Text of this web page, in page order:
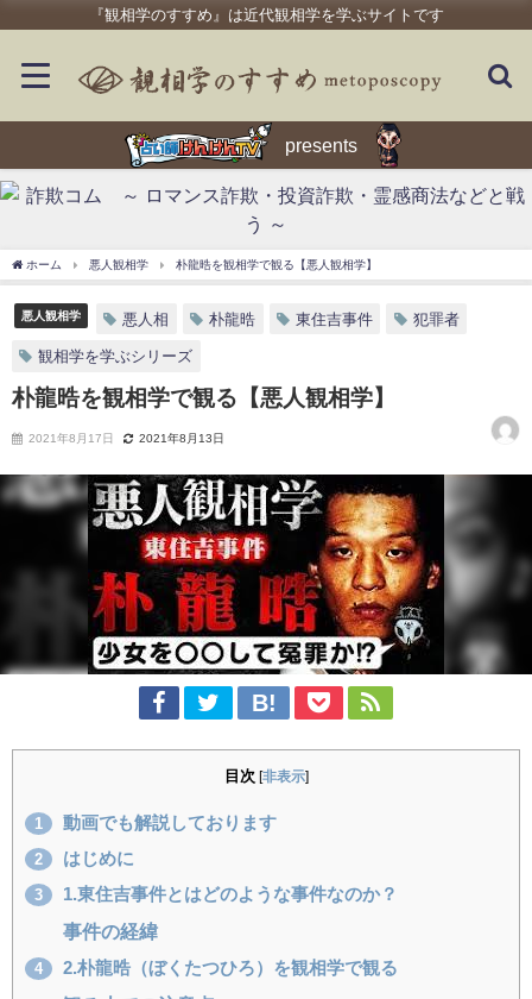
『観相学のすすめ』は近代観相学を学ぶサイトです
presents
ホーム 悪人観相学 朴龍晧を観相学で観る【悪人観相学】
悪人観相学 悪人相 朴龍晧 東住吉事件 犯罪者
観相学を学ぶシリーズ
朴龍晧を観相学で観る【悪人観相学】
2021年8月17日 2021年8月13日
目次 [非表示]
1 動画でも解説しております
2 はじめに
3 1.東住吉事件とはどのような事件なのか？
事件の経緯
4 2.朴龍晧（ぼくたつひろ）を観相学で観る